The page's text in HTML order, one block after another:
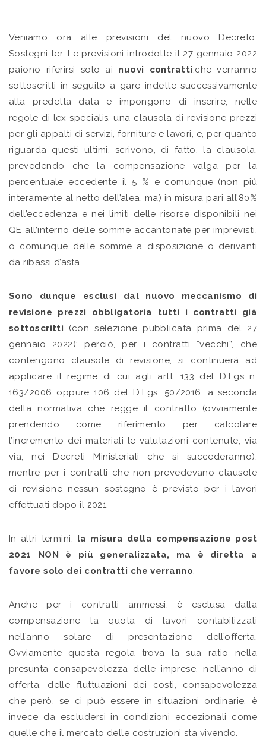
Veniamo ora alle previsioni del nuovo Decreto,
Sostegni ter. Le previsioni introdotte il 27 gennaio 2022
paiono riferirsi solo ai nuovi contratti,che verranno
sottoscritti in seguito a gare indette successivamente
alla predetta data e impongono di inserire, nelle
regole di lex specialis, una clausola di revisione prezzi
per gli appalti di servizi, forniture e lavori, e, per quanto
riguarda questi ultimi, scrivono, di fatto, la clausola,
prevedendo che la compensazione valga per la
percentuale eccedente il 5 % e comunque (non più
interamente al netto dell’alea, ma) in misura pari all’80%
dell’eccedenza e nei limiti delle risorse disponibili nei
QE all’interno delle somme accantonate per imprevisti,
o comunque delle somme a disposizione o derivanti
da ribassi d’asta.
Sono dunque esclusi dal nuovo meccanismo di
revisione prezzi obbligatoria tutti i contratti già
sottoscritti (con selezione pubblicata prima del 27
gennaio 2022): perciò, per i contratti “vecchi”, che
contengono clausole di revisione, si continuerà ad
applicare il regime di cui agli artt. 133 del D.Lgs n.
163/2006 oppure 106 del D.Lgs. 50/2016, a seconda
della normativa che regge il contratto (ovviamente
prendendo come riferimento per calcolare
l’incremento dei materiali le valutazioni contenute, via
via, nei Decreti Ministeriali che si succederanno);
mentre per i contratti che non prevedevano clausole
di revisione nessun sostegno è previsto per i lavori
effettuati dopo il 2021.
In altri termini, la misura della compensazione post
2021 NON è più generalizzata, ma è diretta a
favore solo dei contratti che verranno.
Anche per i contratti ammessi, è esclusa dalla
compensazione la quota di lavori contabilizzati
nell’anno solare di presentazione dell’offerta.
Ovviamente questa regola trova la sua ratio nella
presunta consapevolezza delle imprese, nell’anno di
offerta, delle fluttuazioni dei costi, consapevolezza
che però, se ci può essere in situazioni ordinarie, è
invece da escludersi in condizioni eccezionali come
quelle che il mercato delle costruzioni sta vivendo.